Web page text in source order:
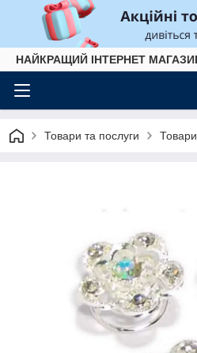
НАЙКРАЩИЙ ІНТЕРНЕТ
Товари та послуги